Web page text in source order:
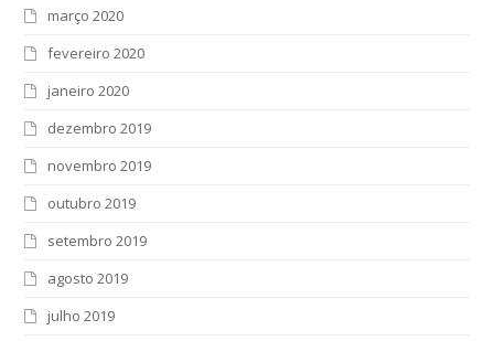
março 2020
fevereiro 2020
janeiro 2020
dezembro 2019
novembro 2019
outubro 2019
setembro 2019
agosto 2019
julho 2019